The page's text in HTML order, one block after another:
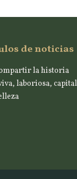
de noticias
la historia
laboriosa, capital